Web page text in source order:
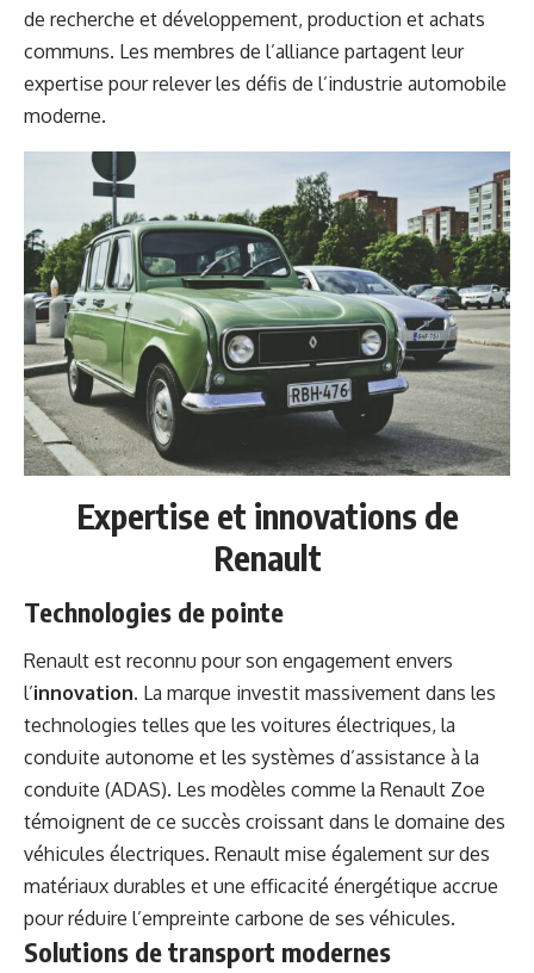
de recherche et développement, production et achats
communs. Les membres de l’alliance partagent leur
expertise pour relever les défis de l’industrie automobile
moderne.
Expertise et innovations de
Renault
Technologies de pointe
Renault est reconnu pour son engagement envers
l’innovation. La marque investit massivement dans les
technologies telles que les voitures électriques, la
conduite autonome et les systèmes d’assistance à la
conduite (ADAS). Les modèles comme la Renault Zoe
témoignent de ce succès croissant dans le domaine des
véhicules électriques. Renault mise également sur des
matériaux durables et une efficacité énergétique accrue
pour réduire l’empreinte carbone de ses véhicules.
Solutions de transport modernes